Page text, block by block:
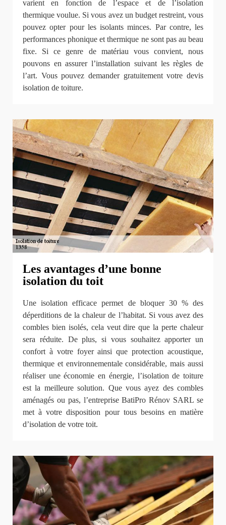
varient en fonction de l’espace et de l’isolation
thermique voulue. Si vous avez un budget restreint, vous
pouvez opter pour les isolants minces. Par contre, les
performances phonique et thermique ne sont pas au beau
fixe. Si ce genre de matériau vous convient, nous
pouvons en assurer l’installation suivant les règles de
l’art. Vous pouvez demander gratuitement votre devis
isolation de toiture.
Les avantages d’une bonne
isolation du toit
Une isolation efficace permet de bloquer 30 % des
déperditions de la chaleur de l’habitat. Si vous avez des
combles bien isolés, cela veut dire que la perte chaleur
sera réduite. De plus, si vous souhaitez apporter un
confort à votre foyer ainsi que protection acoustique,
thermique et environnementale considérable, mais aussi
réaliser une économie en énergie, l’isolation de toiture
est la meilleure solution. Que vous ayez des combles
aménagés ou pas, l’entreprise BatiPro Rénov SARL se
met à votre disposition pour tous besoins en matière
d’isolation de votre toit.